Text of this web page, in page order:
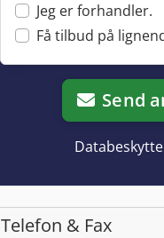
Jeg er forhandler.
Få tilbud på
Send
Telefon & Fax